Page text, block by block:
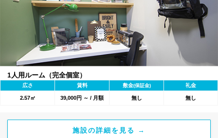
1人用ルーム（完全個室）
広さ 賃料 敷金(保証金) 礼金
2.57㎡ 39,000円 ～ / 月額 無し 無し
施設の詳細を見る →